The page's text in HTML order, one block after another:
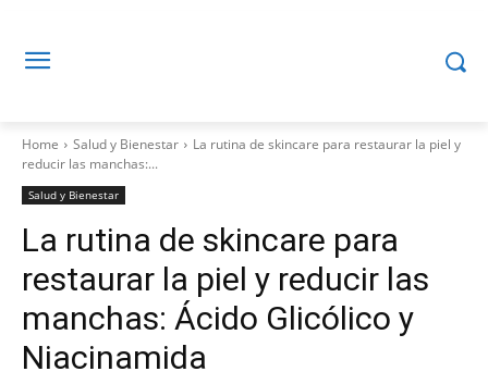
Home Salud y Bienestar
La rutina de skincare para restaurar la piel y
reducir las manchas:...
Salud y Bienestar
La rutina de skincare para
restaurar la piel y reducir las
manchas: Ácido Glicólico y
Niacinamida